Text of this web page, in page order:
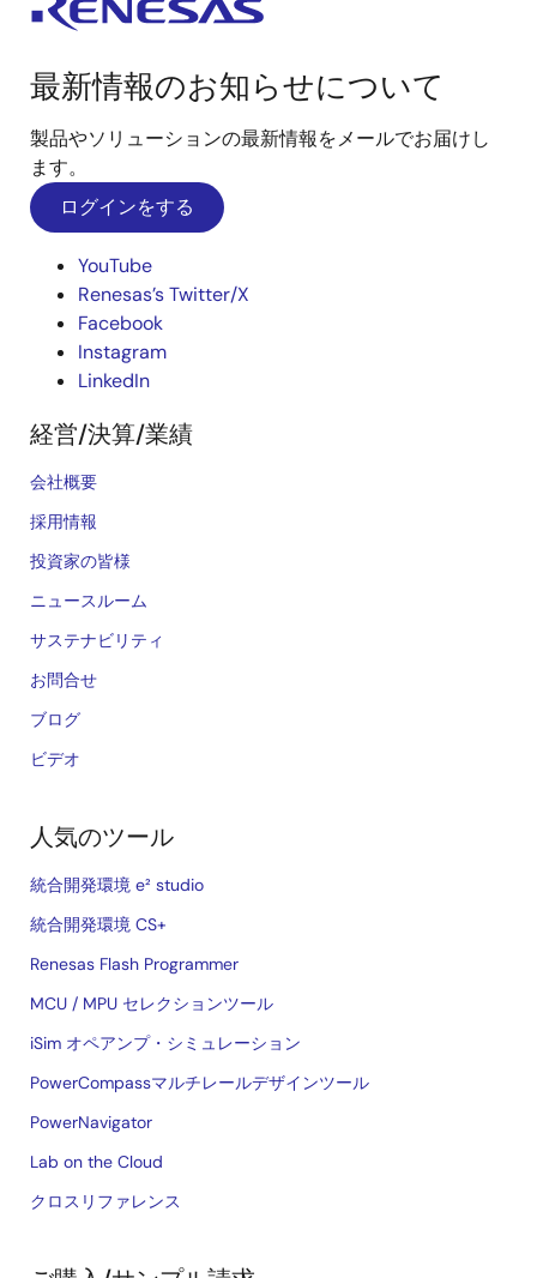
最新情報のお知らせについて
製品やソリューションの最新情報をメールでお届けし
ます。
ログインをする
YouTube
Renesas’s Twitter/X
Facebook
Instagram
LinkedIn
経営/決算/業績
会社概要
採用情報
投資家の皆様
ニュースルーム
サステナビリティ
お問合せ
ブログ
ビデオ
人気のツール
統合開発環境 e² studio
統合開発環境 CS+
Renesas Flash Programmer
MCU / MPU セレクションツール
iSim オペアンプ・シミュレーション
PowerCompassマルチレールデザインツール
PowerNavigator
Lab on the Cloud
クロスリファレンス